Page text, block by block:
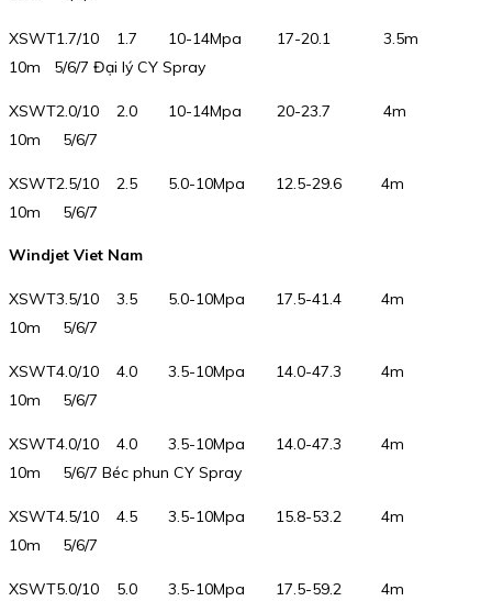
XSWT1.7/10 1.7 10-14Mpa 17-20.1 3.5m
10m 5/6/7 Đại lý CY Spray
XSWT2.0/10 2.0 10-14Mpa 20-23.7 4m
10m 5/6/7
XSWT2.5/10 2.5 5.0-10Mpa 12.5-29.6 4m
10m 5/6/7
Windjet Viet Nam
XSWT3.5/10 3.5 5.0-10Mpa 17.5-41.4 4m
10m 5/6/7
XSWT4.0/10 4.0 3.5-10Mpa 14.0-47.3 4m
10m 5/6/7
XSWT4.0/10 4.0 3.5-10Mpa 14.0-47.3 4m
10m 5/6/7 Béc phun CY Spray
XSWT4.5/10 4.5 3.5-10Mpa 15.8-53.2 4m
10m 5/6/7
XSWT5.0/10 5.0 3.5-10Mpa 17.5-59.2 4m